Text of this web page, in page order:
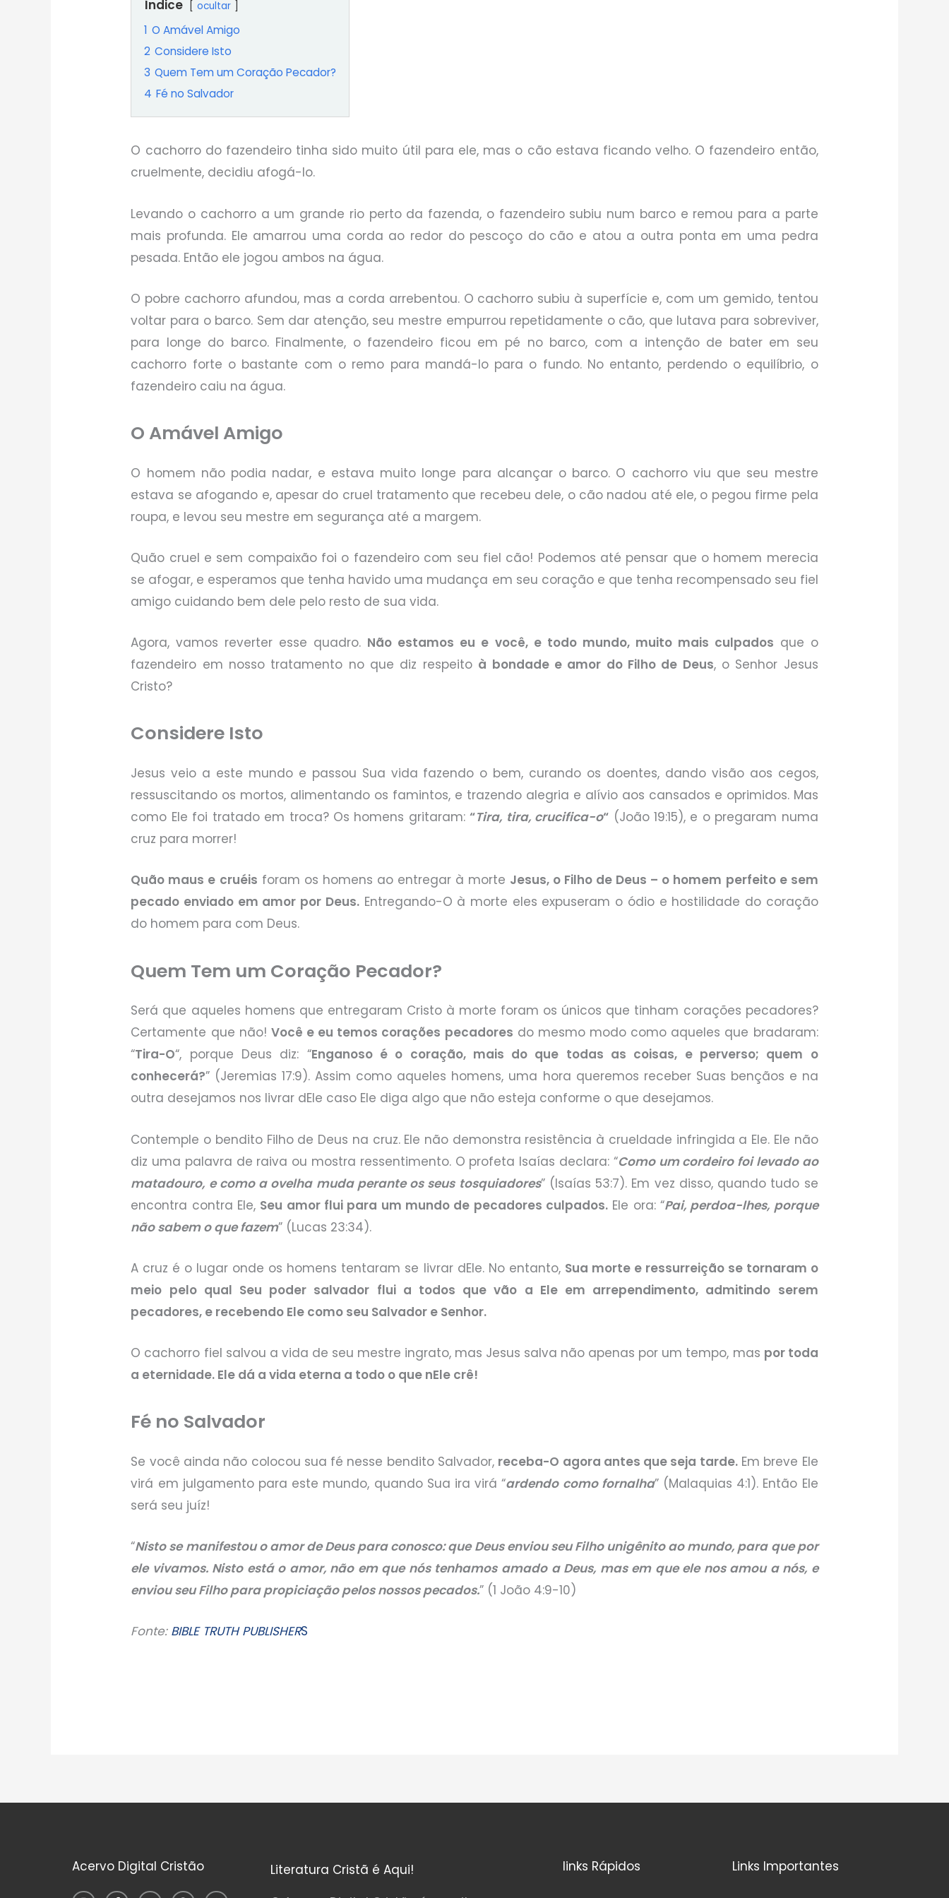
Índice ocultar
1 O Amável Amigo
2 Considere Isto
3 Quem Tem um Coração Pecador?
4 Fé no Salvador
O cachorro do fazendeiro tinha sido muito útil para ele, mas o cão estava ficando velho. O fazendeiro então,
cruelmente, decidiu afogá-lo.
Levando o cachorro a um grande rio perto da fazenda, o fazendeiro subiu num barco e remou para a parte
mais profunda. Ele amarrou uma corda ao redor do pescoço do cão e atou a outra ponta em uma pedra
pesada. Então ele jogou ambos na água.
O pobre cachorro afundou, mas a corda arrebentou. O cachorro subiu à superfície e, com um gemido, tentou
voltar para o barco. Sem dar atenção, seu mestre empurrou repetidamente o cão, que lutava para sobreviver,
para longe do barco. Finalmente, o fazendeiro ficou em pé no barco, com a intenção de bater em seu
cachorro forte o bastante com o remo para mandá-lo para o fundo. No entanto, perdendo o equilíbrio, o
fazendeiro caiu na água.
O Amável Amigo
O homem não podia nadar, e estava muito longe para alcançar o barco. O cachorro viu que seu mestre
estava se afogando e, apesar do cruel tratamento que recebeu dele, o cão nadou até ele, o pegou firme pela
roupa, e levou seu mestre em segurança até a margem.
Quão cruel e sem compaixão foi o fazendeiro com seu fiel cão! Podemos até pensar que o homem merecia
se afogar, e esperamos que tenha havido uma mudança em seu coração e que tenha recompensado seu fiel
amigo cuidando bem dele pelo resto de sua vida.
Agora, vamos reverter esse quadro. Não estamos eu e você, e todo mundo, muito mais culpados que o
fazendeiro em nosso tratamento no que diz respeito à bondade e amor do Filho de Deus, o Senhor Jesus
Cristo?
Considere Isto
Jesus veio a este mundo e passou Sua vida fazendo o bem, curando os doentes, dando visão aos cegos,
ressuscitando os mortos, alimentando os famintos, e trazendo alegria e alívio aos cansados e oprimidos. Mas
como Ele foi tratado em troca? Os homens gritaram:“Tira, tira, crucifica-o“ (João 19:15), e o pregaram numa
cruz para morrer!
Quão maus e cruéis foram os homens ao entregar à morte Jesus, o Filho de Deus – o homem perfeito e sem
pecado enviado em amor por Deus.Entregando-O à morte eles expuseram o ódio e hostilidade do coração
do homem para com Deus.
Quem Tem um Coração Pecador?
Será que aqueles homens que entregaram Cristo à morte foram os únicos que tinham corações pecadores?
Certamente que não! Você e eu temos corações pecadores do mesmo modo como aqueles que bradaram:
“Tira-O“, porque Deus diz: “Enganoso é o coração, mais do que todas as coisas, e perverso; quem o
conhecerá?” (Jeremias 17:9). Assim como aqueles homens, uma hora queremos receber Suas bençãos e na
outra desejamos nos livrar dEle caso Ele diga algo que não esteja conforme o que desejamos.
Contemple o bendito Filho de Deus na cruz. Ele não demonstra resistência à crueldade infringida a Ele. Ele não
diz uma palavra de raiva ou mostra ressentimento. O profeta Isaías declara: “Como um cordeiro foi levado ao
matadouro, e como a ovelha muda perante os seus tosquiadores” (Isaías 53:7). Em vez disso, quando tudo se
encontra contra Ele, Seu amor flui para um mundo de pecadores culpados.Ele ora: “Pai, perdoa-lhes, porque
não sabem o que fazem” (Lucas 23:34).
A cruz é o lugar onde os homens tentaram se livrar dEle. No entanto, Sua morte e ressurreição se tornaram o
meio pelo qual Seu poder salvador flui a todos que vão a Ele em arrependimento, admitindo serem
pecadores, e recebendo Ele como seu Salvador e Senhor.
O cachorro fiel salvou a vida de seu mestre ingrato, mas Jesus salva não apenas por um tempo, mas por toda
a eternidade. Ele dá a vida eterna a todo o que nEle crê!
Fé no Salvador
Se você ainda não colocou sua fé nesse bendito Salvador, receba-O agora antes que seja tarde.Em breve Ele
virá em julgamento para este mundo, quando Sua ira virá “ardendo como fornalha” (Malaquias 4:1). Então Ele
será seu juíz!
“Nisto se manifestou o amor de Deus para conosco: que Deus enviou seu Filho unigênito ao mundo, para que por
ele vivamos. Nisto está o amor, não em que nós tenhamos amado a Deus, mas em que ele nos amou a nós, e
enviou seu Filho para propiciação pelos nossos pecados.” (1 João 4:9-10)
Fonte: BIBLE TRUTH PUBLISHERS
Acervo Digital Cristão
Literatura Cristã é Aqui!
links Rápidos Links Importantes